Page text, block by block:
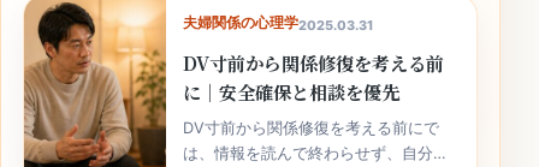
夫婦関係の心理学2025.03.31
DV寸前から関係修復を考える前
に｜安全確保と相談を優先
DV寸前から関係修復を考える前にで
は、情報を読んで終わらせず、自分の